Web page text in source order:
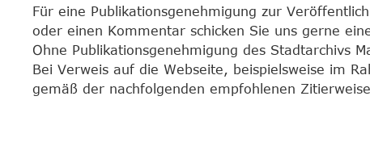
Für eine Publikationsgenehmigung zur
oder einen Kommentar schicken Sie uns gerne
Ohne Publikationsgenehmigung des Stadtarchivs
Bei Verweis auf die Webseite, beispielsweise im
gemäß der nachfolgenden empfohlenen